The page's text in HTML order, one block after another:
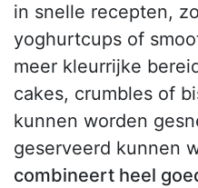
in snelle recepten,
yoghurtcups of
meer kleurrijke
cakes, crumbles of
kunnen worden
geserveerd kunnen
combineert heel